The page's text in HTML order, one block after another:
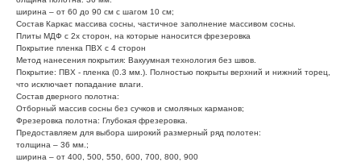
ширина – от 60 до 90 см с шагом 10 см;
Состав Каркас массива сосны, частичное заполнение массивом сосны.
Плиты МДФ с 2х сторон, на которые наносится фрезеровка
Покрытие пленка ПВХ с 4 сторон
Метод нанесения покрытия: Вакуумная технология без швов.
Покрытие: ПВХ - пленка (0.3 мм.). Полностью покрыты верхний и нижний торец,
что исключает попадание влаги.
Состав дверного полотна:
Отборный массив сосны без сучков и смоляных карманов;
Фрезеровка полотна: Глубокая фрезеровка.
Предоставляем для выбора широкий размерный ряд полотен:
толщина – 36 мм.;
ширина – от 400, 500, 550, 600, 700, 800, 900